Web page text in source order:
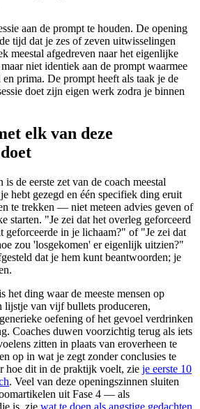
aan de prompt te houden. De opening
tijd dat je zes of zeven uitwisselingen
meestal afgedreven naar het eigenlijke
niet identiek aan de prompt waarmee
prima. De prompt heeft als taak je de
doet zijn eigen werk zodra je binnen
elk van deze
de eerste zet van de coach meestal
hebt gezegd en één specifiek ding eruit
te trekken — niet meteen advies geven of
starten. "Je zei dat het overleg geforceerd
in je lichaam?" of "Je zei dat
zou 'losgekomen' er eigenlijk uitzien?"
dat je hem kunt beantwoorden; je
het ding waar de meeste mensen op
lijstje van vijf bullets produceren,
oefening of het gevoel verdrinken
Coaches duwen voorzichtig terug als iets
zitten in plaats van eroverheen te
op in wat je zegt zonder conclusies te
hoe dit in de praktijk voelt, zie je eerste 10
. Veel van deze openingszinnen sluiten
uit Fase 4 — als